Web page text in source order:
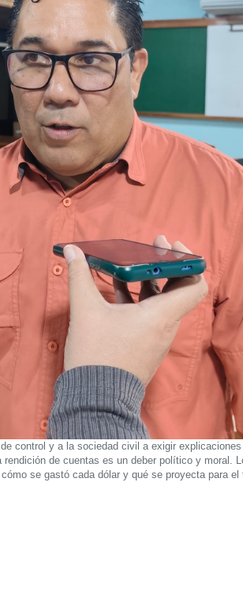
control y a la sociedad civil a exigir
rendición de cuentas es un deber político y moral.
se gastó cada dólar y qué se proyecta para el